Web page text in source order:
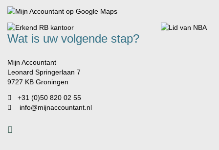
Wat is uw volgende stap?
Mijn Accountant
Leonard Springerlaan 7
9727 KB Groningen
+31 (0)50 820 02 55
info@mijnaccountant.nl